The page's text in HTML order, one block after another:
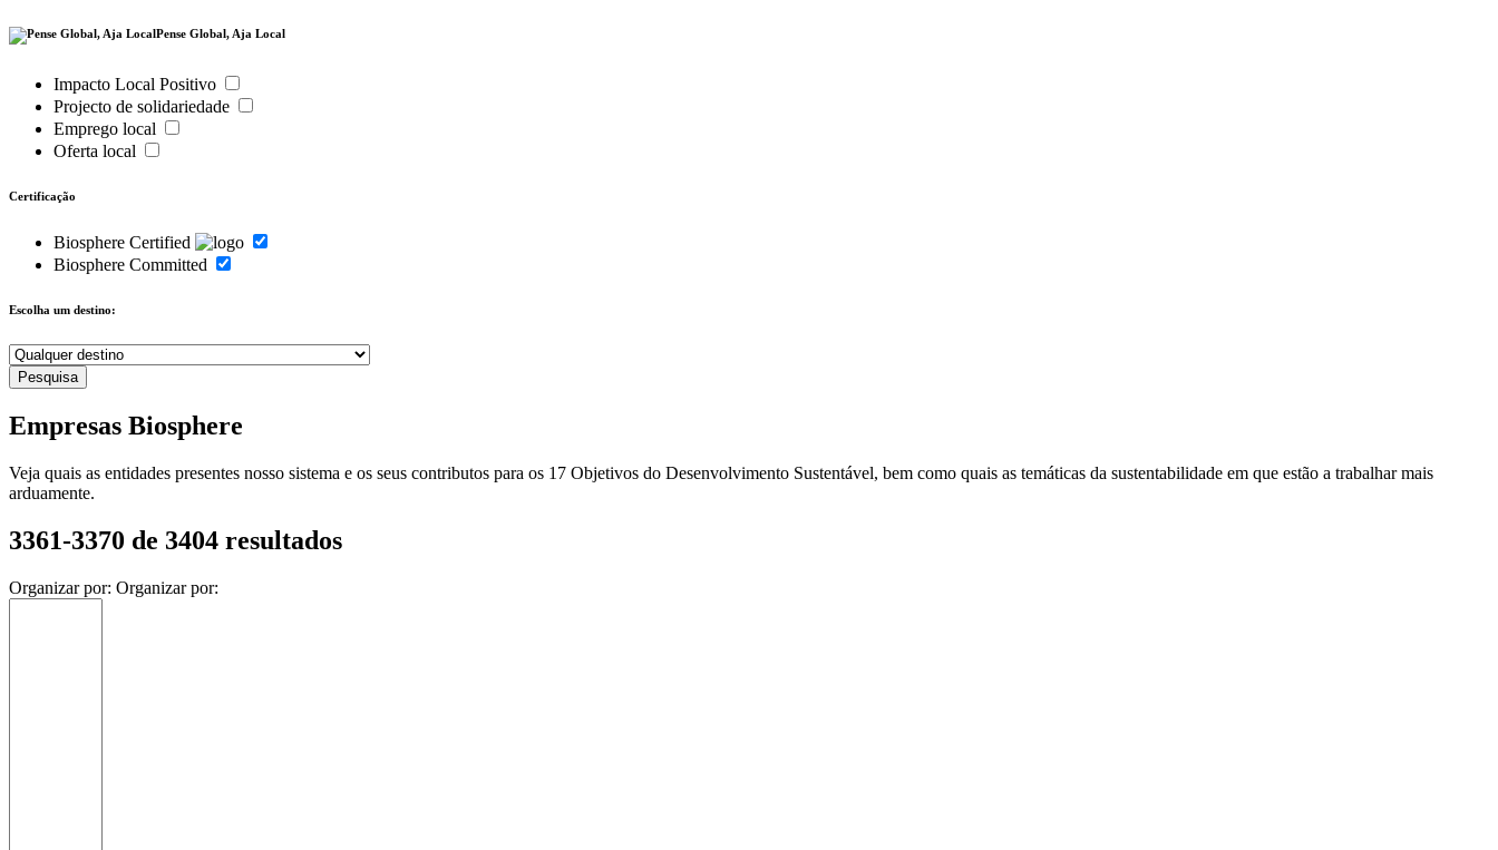
Pense Global, Aja Local
Impacto Local Positivo
Projecto de solidariedade
Emprego local
Oferta local
Certificação
Biosphere Certified
Biosphere Committed
Escolha um destino:
Empresas Biosphere
Veja quais as entidades presentes nosso sistema e os seus contributos para os 17 Objetivos do Desenvolvimento Sustentável, bem como quais as temáticas da sustentabilidade em que estão a trabalhar mais
arduamente.
3361-3370 de 3404 resultados
Organizar por: Organizar por: